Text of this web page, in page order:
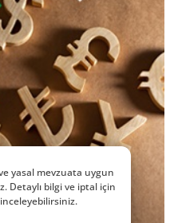
yasal mevzuata uygun
Detaylı bilgi ve iptal için